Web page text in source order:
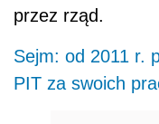
przez rząd.
Sejm: od 2011 r.
PIT za swoich